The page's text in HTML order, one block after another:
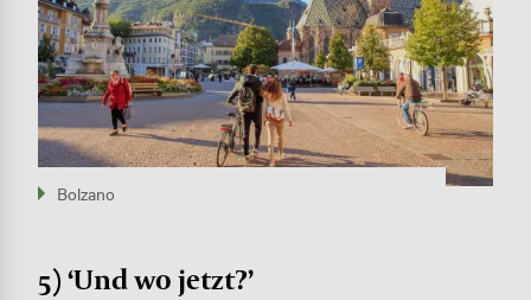
Bolzano
5) ‘Und wo jetzt?’